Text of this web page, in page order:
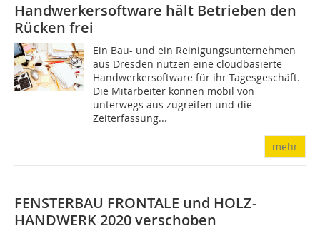
Handwerkersoftware hält Betrieben den
Rücken frei
Ein Bau- und ein Reinigungsunternehmen
aus Dresden nutzen eine cloudbasierte
Handwerkersoftware für ihr Tagesgeschäft.
Die Mitarbeiter können mobil von
unterwegs aus zugreifen und die
Zeiterfassung...
mehr
FENSTERBAU FRONTALE und HOLZ-
HANDWERK 2020 verschoben